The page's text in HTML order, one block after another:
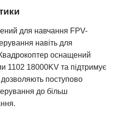
для навчання FPV-
навіть для
Квадрокоптер оснащений
1102 18000KV та підтримує
дозволяють поступово
до більш